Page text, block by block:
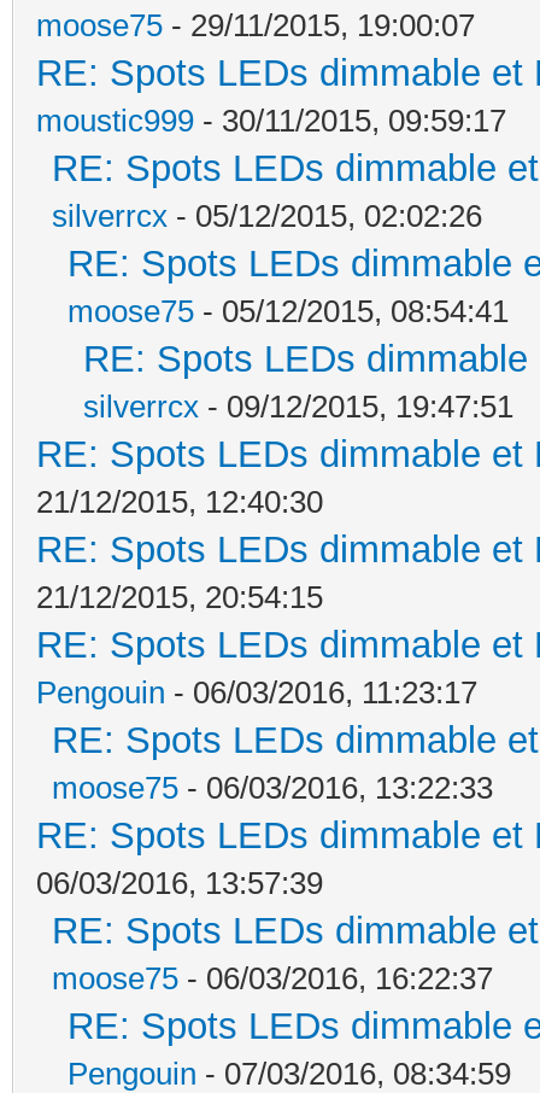
moose75 - 29/11/2015, 19:00:07
RE: Spots LEDs dimmable
moustic999 - 30/11/2015, 09:59:17
RE: Spots LEDs dimmable
silverrcx - 05/12/2015, 02:02:26
RE: Spots LEDs dimmable
moose75 - 05/12/2015, 08:54:41
RE: Spots LEDs
silverrcx - 09/12/2015, 19:47:51
RE: Spots LEDs dimmable
21/12/2015, 12:40:30
RE: Spots LEDs dimmable
21/12/2015, 20:54:15
RE: Spots LEDs dimmable
Pengouin - 06/03/2016, 11:23:17
RE: Spots LEDs dimmable
moose75 - 06/03/2016, 13:22:33
RE: Spots LEDs dimmable
06/03/2016, 13:57:39
RE: Spots LEDs dimmable
moose75 - 06/03/2016, 16:22:37
RE: Spots LEDs dimmable
Pengouin - 07/03/2016, 08:34:59